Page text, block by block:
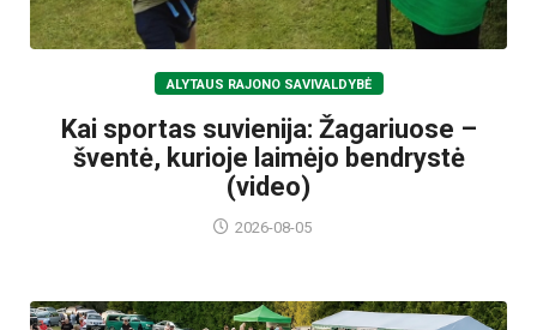
ALYTAUS RAJONO SAVIVALDYBĖ
Kai sportas suvienija: Žagariuose –
šventė, kurioje laimėjo bendrystė
(video)
2026-08-05